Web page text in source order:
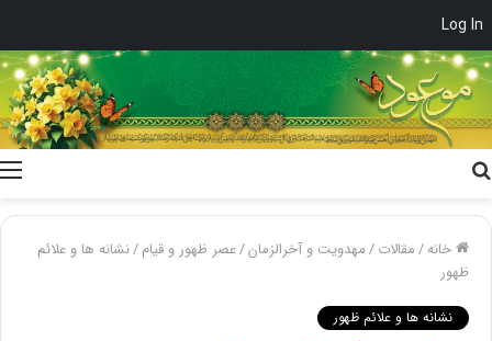
Log In
خانه/مقالات/مهدویت و آخرالزمان/عصر ظهور و قیام/نشانه ها و علائم
ظهور
نشانه ها و علائم ظهور